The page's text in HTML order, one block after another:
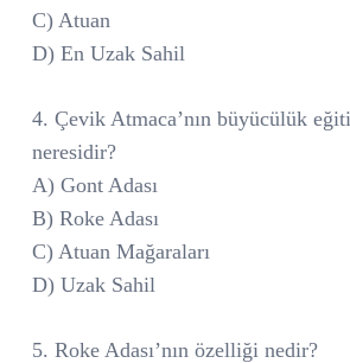
C) Atuan
D) En Uzak Sahil
4. Çevik Atmaca’nın büyücülük
neresidir?
A) Gont Adası
B) Roke Adası
C) Atuan Mağaraları
D) Uzak Sahil
5. Roke Adası’nın özelliği nedir?